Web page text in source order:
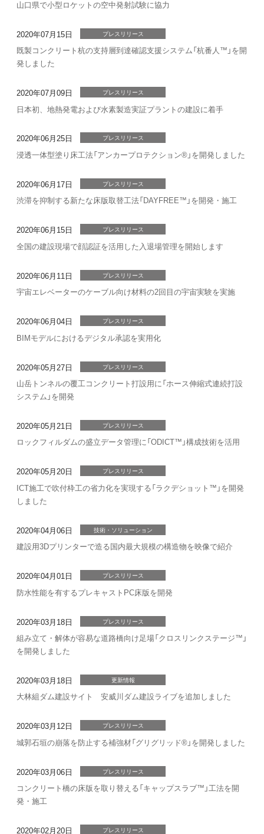
山口県で小型ロケットの空中発射試験に協力
2020年07月15日 プレスリリース
既製コンクリート杭の支持層到達確認支援システム「杭番人™」を開
発しました
2020年07月09日 プレスリリース
日本初、地熱発電および水素製造実証プラントの建設に着手
2020年06月25日 プレスリリース
浸透一体型塗り床工法「アンカープロテクション®」を開発しました
2020年06月17日 プレスリリース
渋滞を抑制する新たな床版取替工法「DAYFREE™」を開発・施工
2020年06月15日 プレスリリース
全国の建設現場で顔認証を活用した入退場管理を開始します
2020年06月11日 プレスリリース
宇宙エレベーターのケーブル向け材料の2回目の宇宙実験を実施
2020年06月04日 プレスリリース
BIMモデルにおけるデジタル承認を実用化
2020年05月27日 プレスリリース
山岳トンネルの覆工コンクリート打設用に「ホース伸縮式連続打設
システム」を開発
2020年05月21日 プレスリリース
ロックフィルダムの盛立データ管理に「ODICT™」構成技術を活用
2020年05月20日 プレスリリース
ICT施工で吹付枠工の省力化を実現する「ラクデショット™」を開発
しました
2020年04月06日 技術・ソリューション
建設用3Dプリンターで造る国内最大規模の構造物を映像で紹介
2020年04月01日 プレスリリース
防水性能を有するプレキャストPC床版を開発
2020年03月18日 プレスリリース
組み立て・解体が容易な道路橋向け足場「クロスリンクステージ™」
を開発しました
2020年03月18日 更新情報
大林組ダム建設サイト 安威川ダム建設ライブを追加しました
2020年03月12日 プレスリリース
城郭石垣の崩落を防止する補強材「グリグリッド®」を開発しました
2020年03月06日 プレスリリース
コンクリート橋の床版を取り替える「キャップスラブ™」工法を開
発・施工
2020年02月20日 プレスリリース